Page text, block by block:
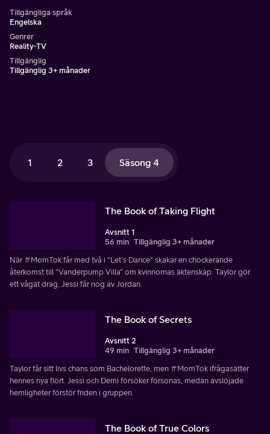
Tillgängliga språk
Engelska
Genrer
Reality-TV
Tillgänglig
Tillgänglig 3+ månader
1 2 3 Säsong 4
The Book of Taking Flight
Avsnitt 1
56 min Tillgänglig 3+ månader
När #MomTok får med två i "Let's Dance" skakar en chockerande
återkomst till "Vanderpump Villa" om kvinnornas äktenskap. Taylor gör
ett vågat drag. Jessi får nog av Jordan.
The Book of Secrets
Avsnitt 2
49 min Tillgänglig 3+ månader
Taylor får sitt livs chans som Bachelorette, men #MomTok ifrågasätter
hennes nya flört. Jessi och Demi försöker försonas, medan avslöjade
hemligheter förstör friden i gruppen.
The Book of True Colors